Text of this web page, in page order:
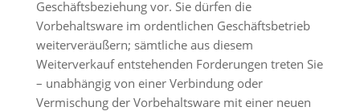
Geschäftsbeziehung vor. Sie dürfen die
Vorbehaltsware im ordentlichen Geschäftsbetrieb
weiterveräußern; sämtliche aus diesem
Weiterverkauf entstehenden Forderungen treten Sie
– unabhängig von einer Verbindung oder
Vermischung der Vorbehaltsware mit einer neuen